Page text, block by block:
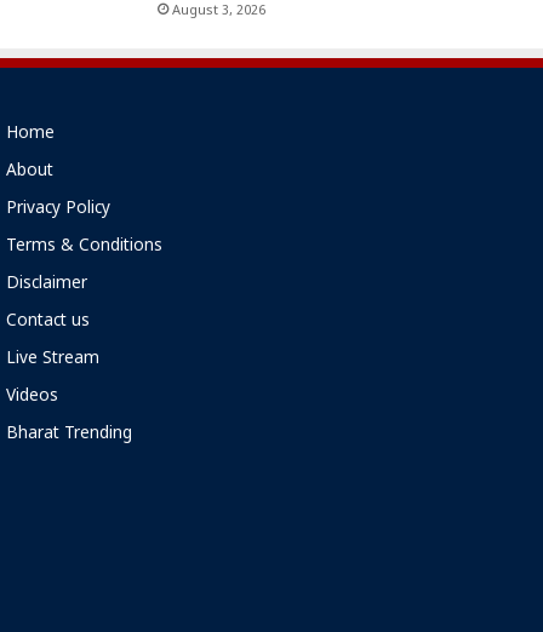
August 3, 2026
Home
About
Privacy Policy
Terms & Conditions
Disclaimer
Contact us
Live Stream
Videos
Bharat Trending